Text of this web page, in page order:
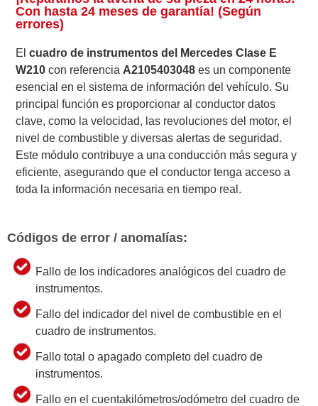
Con hasta 24 meses de garantía! (Según
errores)
Elcuadro de instrumentos del Mercedes Clase E
W210con referencia A2105403048 es un componente
esencial en el sistema de información del vehículo. Su
principal función es proporcionar al conductor datos
clave, como la velocidad, las revoluciones del motor, el
nivel de combustible y diversas alertas de seguridad.
Este módulo contribuye a una conducción más segura y
eficiente, asegurando que el conductor tenga acceso a
toda la información necesaria en tiempo real.
Códigos de error / anomalías:
Fallo de los indicadores analógicos del cuadro de
instrumentos.
Fallo del indicador del nivel de combustible en el
cuadro de instrumentos.
Fallo total o apagado completo del cuadro de
instrumentos.
Fallo en el cuentakilómetros/odómetro del cuadro de